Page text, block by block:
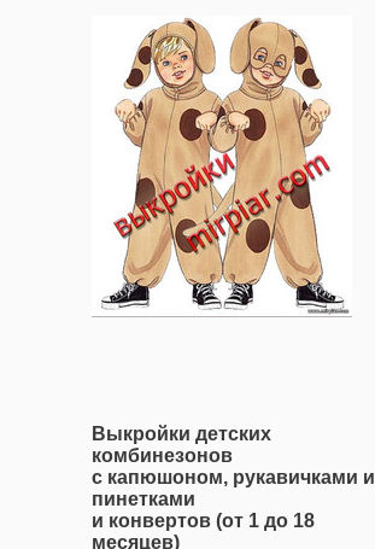
Выкройки детских
комбинезонов
с капюшоном, рукавичками и
пинетками
и конвертов (от 1 до 18
месяцев)